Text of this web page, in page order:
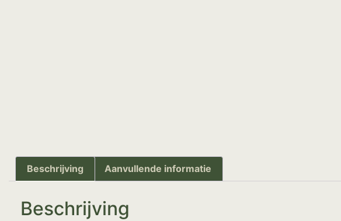
Beschrijving Aanvullende informatie
Beschrijving